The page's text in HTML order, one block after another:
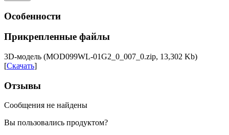
Особенности
Прикрепленные файлы
3D-модель (MOD099WL-01G2_0_007_0.zip, 13,302 Kb)
[Скачать]
Отзывы
Сообщения не найдены
Вы пользовались продуктом?